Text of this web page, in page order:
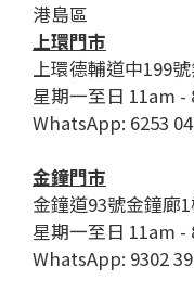
港島區
上環門市
上環德輔道中199
星期一至日 11am -
WhatsApp: 6253
金鐘門市
金鐘道93號金鐘廊
星期一至日 11am -
WhatsApp: 9302